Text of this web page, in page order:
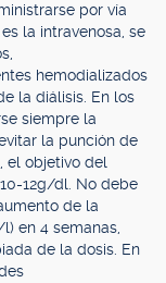
por vía
la intravenosa, se
hemodializados
la diálisis. En los
siempre la
la punción de
el objetivo del
12g/dl. No debe
de la
en 4 semanas,
de la dosis. En